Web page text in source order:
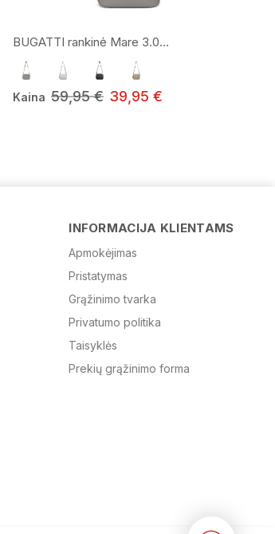
BUGATTI rankinė Mare 3.0...
Kaina 59,95 € 39,95 €
INFORMACIJA KLIENTAMS
Apmokėjimas
Pristatymas
Grąžinimo tvarka
Privatumo politika
Taisyklės
Prekių grąžinimo forma